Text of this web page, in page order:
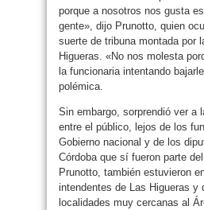
porque a nosotros nos gusta
gente», dijo Prunotto, quien
suerte de tribuna montada por
Higueras. «No nos molesta
la funcionaria intentando
polémica.
Sin embargo, sorprendió ver a
entre el público, lejos de los
Gobierno nacional y de los
Córdoba que sí fueron parte
Prunotto, también estuvieron
intendentes de Las Higueras y
localidades muy cercanas al